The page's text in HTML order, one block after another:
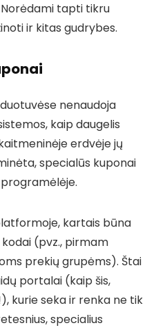
tapti tikru
ir kitas gudrybes.
nenaudoja
kaip daugelis
erdvėje jų
specialūs kuponai
kartais būna
(pvz., pirmam
prekių grupėms). Štai
portalai (kaip šis,
kurie seka ir renka ne tik
specialius